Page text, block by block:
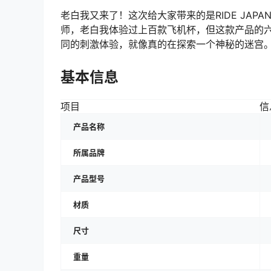
老白我又来了！这次给大家带来的是RIDE
师，老白我体验过上百款飞机杯，但这款产品的
同的刺激体验，就像真的在探索一个神秘的迷
基本信息
项目
产品名称
所属品牌
产品型号
材质
尺寸
重量